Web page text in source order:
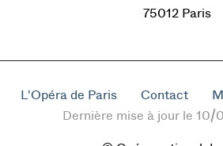
75012 Paris
L'Opéra de Paris Contact
Dernière mise à jour le